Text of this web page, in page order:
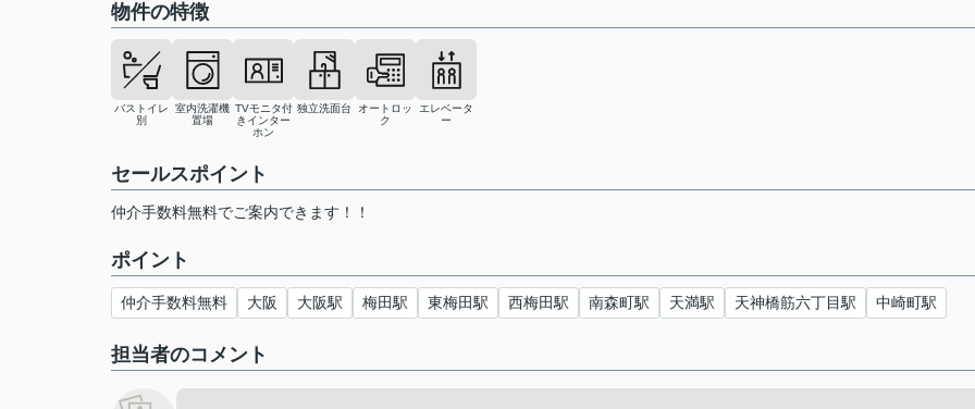
物件の特徴
バストイレ
別
室内洗濯機
置場
TVモニタ付
きインター
ホン
独立洗面台
オートロッ
ク
エレベータ
ー
セールスポイント
仲介手数料無料でご案内できます！！
ポイント
仲介手数料無料 大阪 大阪駅 梅田駅 東梅田駅 西梅田駅 南森町駅 天満駅 天神橋筋六丁目駅 中崎町駅
担当者のコメント